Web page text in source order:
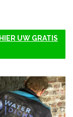
UW GRATIS